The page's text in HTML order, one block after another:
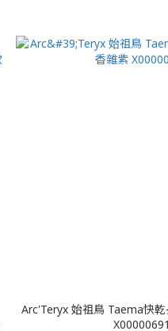
Arc'Teryx 始祖鳥 Taema快